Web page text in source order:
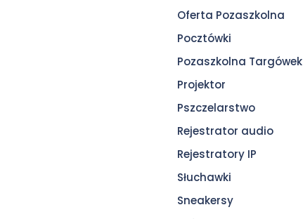
Oferta Pozaszkolna
Pocztówki
Pozaszkolna Targówek
Projektor
Pszczelarstwo
Rejestrator audio
Rejestratory IP
Słuchawki
Sneakersy